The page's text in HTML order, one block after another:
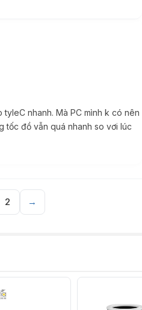
nhanh. Mà PC mình k có nên
tốc đồ vẫn quá nhanh so vơi lúc
2 →